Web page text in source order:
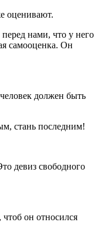
оценивают.
перед нами, что у него
самооценка. Он
должен быть
стань последним!
девиз свободного
он относился